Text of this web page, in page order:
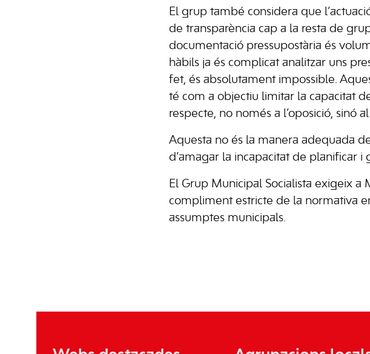
El grup també considera que
de transparència cap a la resta de
documentació pressupostària és
hàbils ja és complicat analitzar uns
fet, és absolutament impossible.
té com a objectiu limitar la capacitat
respecte, no només a l’oposició, sinó
Aquesta no és la manera adequada
d’amagar la incapacitat de planificar i
El Grup Municipal Socialista exigeix a
compliment estricte de la normativa
assumptes municipals.